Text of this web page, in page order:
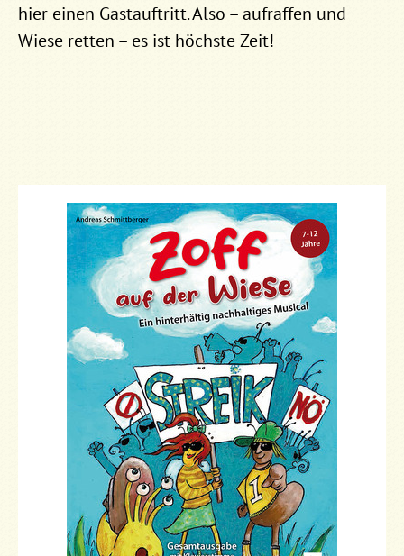
hier einen Gastauftritt. Also – aufraffen und
Wiese retten – es ist höchste Zeit!